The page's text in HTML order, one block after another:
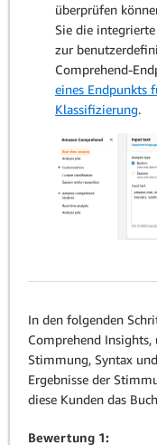
überprüfen
Sie die
zur
Comprehend-
eines Endpunkts
Klassifizierung.
In den folgenden
Comprehend Insights,
Stimmung, Syntax
Ergebnisse der
diese Kunden das
Bewertung 1: